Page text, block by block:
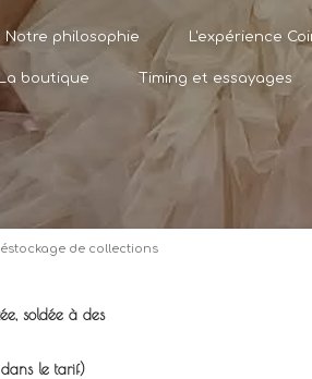
Notre philosophie L'expérience
La boutique Timing et essayages
de collections
soldée à des
dans le tarif)